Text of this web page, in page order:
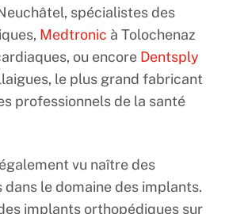
spécialistes des
Medtronic à Tolochenaz
ou encore Dentsply
le plus grand fabricant
professionnels de la santé
vu naître des
le domaine des implants.
implants orthopédiques sur